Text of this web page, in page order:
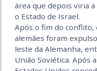
área que depois viria
o Estado de Israel.
Após o fim do
alemães foram
leste da Alemanha,
União Soviética. Após